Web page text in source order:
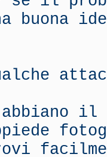
buona
il